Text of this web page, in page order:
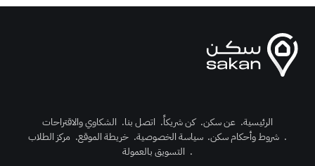
الرئيسية. عن سكن. كن شريكاً. اتصل بنا. الشكاوي والاقتراحات
. شروط وأحكام سكن. سياسة الخصوصية. خريطة الموقع. مركز الطلاب
. التسويق بالعمولة